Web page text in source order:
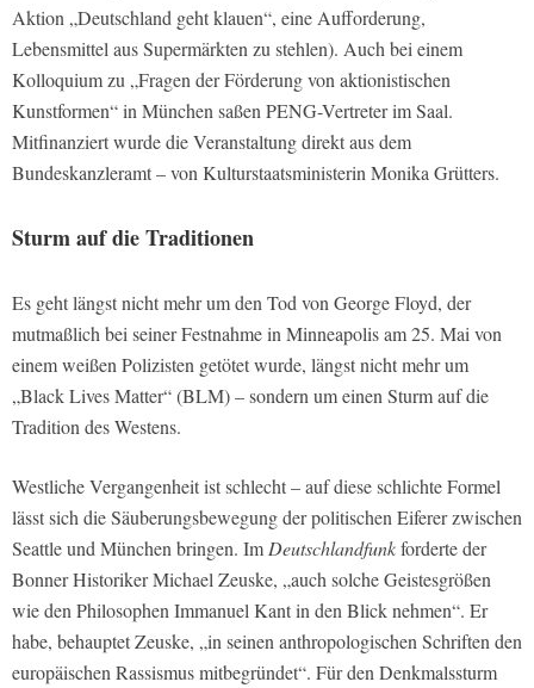
Aktion „Deutsch­land geht klauen“, eine Aufforderung,
Lebensmittel aus Supermärkten zu stehlen). Auch bei einem
Kolloquium zu „Fragen der Förderung von aktionisti­schen
Kunstformen“ in München saßen PENG­-Vertreter im Saal.
Mitfinanziert wurde die Veranstaltung direkt aus dem
Bundeskanzleramt – von Kulturstaats­ministerin Monika Grütters.
Sturm auf die Traditionen
Es geht längst nicht mehr um den Tod von George Floyd, der
mutmaßlich bei seiner Festnahme in Minneapolis am 25. Mai von
einem weißen Polizisten ge­tötet wurde, längst nicht mehr um
„Black Lives Matter“ (BLM) – sondern um einen Sturm auf die
Tradition des Westens.
Westliche Vergangenheit ist schlecht – auf diese schlichte Formel
lässt sich die Säuberungsbewegung der politischen Eiferer zwischen
Seattle und München bringen. Im Deutschlandfunkforderte der
Bonner Historiker Michael Zeus­ke, „auch solche Geistesgrößen
wie den Philosophen Immanuel Kant in den Blick nehmen“. Er
habe, behauptet Zeuske, „in seinen anthropologischen Schriften den
europäischen Rassismus mitbegründet“. Für den Denkmals­sturm